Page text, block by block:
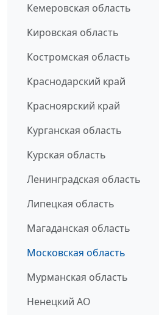
Кемеровская область
Кировская область
Костромская область
Краснодарский край
Красноярский край
Курганская область
Курская область
Ленинградская область
Липецкая область
Магаданская область
Московская область
Мурманская область
Ненецкий АО